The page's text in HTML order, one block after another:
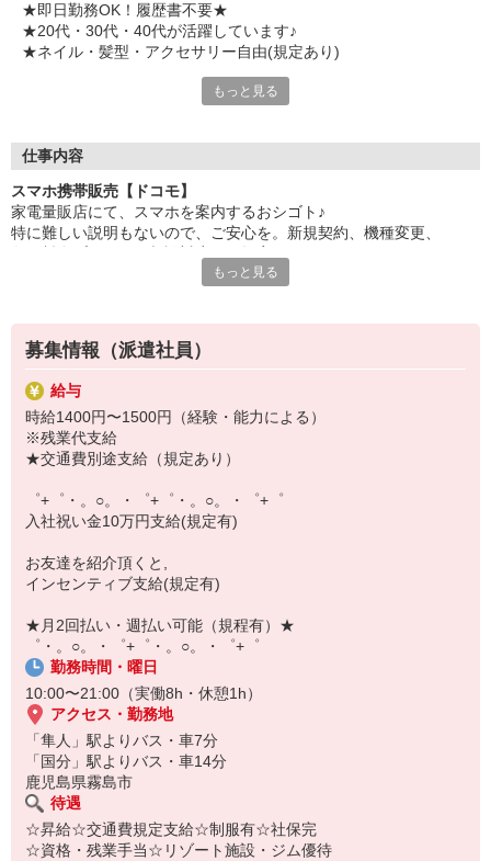
★即日勤務OK！履歴書不要★
★20代・30代・40代が活躍しています♪
★ネイル・髪型・アクセサリー自由(規定あり)
各キャリアの新機種が特別価格で購入OK！！
特別割引価格でご利用可能☆☆
お得に過ごしたいあなたの味方です♪
【選べるお仕事いろいろ】
事務、経理、データ入力、コールセンター、受付
▼工場・製造・軽作業系
機械/食品製造・梱包・仕分け・加工・組立・検査
▼美容系
眉毛サロンのアイブロウ・ネイリスト・エステ
▼営業・販売
法人営業・アパレル販売・個別指導塾・人材紹介
▼人気案件も多数♪
短期・期間限定・オープニング・官公庁案件
上場/優良/大手企業など
【スマホ面接実施中】
￣￣￣￣￣￣￣￣￣
自宅に居ながらスマホでカンタン面接OK！
オンライン面談なのでスピード対応。
即日登録もOK♪
気になった方はお気軽にご相談ください！
もっと見る
仕事内容
スマホ携帯販売【ドコモ】
家電量販店にて、スマホを案内するおシゴト♪
特に難しい説明もないので、ご安心を。新規契約、機種変更、
満足度◎
■携帯やインターネット販売業務
docomo(ドコモ)/au(エーユー)・KDDI/softbank(ソフトバンク)など
の大手キャリアから
ワイモバイル(Y!mobille)、楽天モバイル、UQなど格安スマホまで幅
広く紹介可能♪
もっと見る
募集情報（派遣社員）
給与
時給1400円〜1500円（経験・能力による）
※残業代支給
★交通費別途支給（規定あり）
゜+゜・。○。・゜+゜・。○。・゜+゜
入社祝い金10万円支給(規定有)
お友達を紹介頂くと,
インセンティブ支給(規定有)
★月2回払い・週払い可能（規程有）★
゜・。○。・゜+゜・。○。・゜+゜
勤務時間・曜日
10:00〜21:00（実働8h・休憩1h）
アクセス・勤務地
「隼人」駅よりバス・車7分
「国分」駅よりバス・車14分
鹿児島県霧島市
待遇
☆昇給☆交通費規定支給☆制服有☆社保完
☆資格・残業手当☆リゾート施設・ジム優待